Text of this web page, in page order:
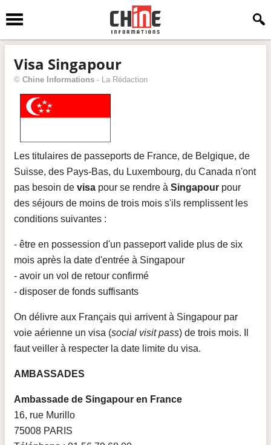
Visa Singapour
© Chine Informations - La Rédaction
Les titulaires de passeports de France, de Belgique, de
Suisse, des Pays-Bas, du Luxembourg, du Canada n'ont
pas besoin de visa pour se rendre à Singapour pour
des séjours de moins de trois mois s'ils remplissent les
conditions suivantes :
- être en possession d'un passeport valide plus de six
mois après la date d'entrée à Singapour
- avoir un vol de retour confirmé
- disposer de fonds suffisants
On délivre aux Français qui arrivent à Singapour par
voie aérienne un visa (social visit pass) de trois mois. Il
faut veiller à respecter la date limite du visa.
AMBASSADES
Ambassade de Singapour en France
16, rue Murillo
75008 PARIS